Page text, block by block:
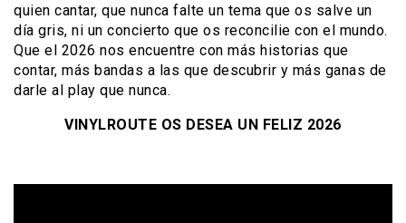
quien cantar, que nunca falte un tema que os salve un
día gris, ni un concierto que os reconcilie con el mundo.
Que el 2026 nos encuentre con más historias que
contar, más bandas a las que descubrir y más ganas de
darle al play que nunca.
VINYLROUTE OS DESEA UN FELIZ 2026